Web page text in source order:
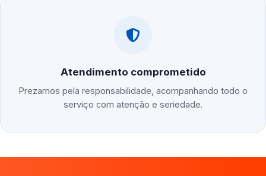
Atendimento comprometido
Prezamos pela responsabilidade, acompanhando todo o
serviço com atenção e seriedade.